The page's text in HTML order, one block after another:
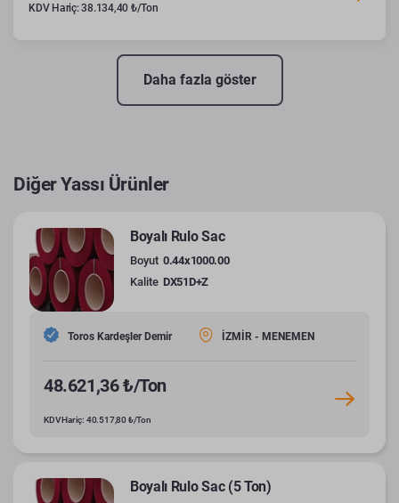
KDV Hariç: 38.134,40 ₺/Ton
Daha fazla göster
Diğer Yassı Ürünler
Boyalı Rulo Sac
Boyut 0.44x1000.00
Kalite DX51D+Z
Toros Kardeşler Demir İZMİR - MENEMEN
48.621,36 ₺/Ton
KDV Hariç: 40.517,80 ₺/Ton
Boyalı Rulo Sac (5 Ton)